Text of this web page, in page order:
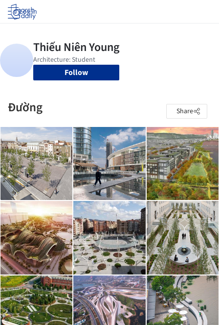
Log in
Follow
Đường Share